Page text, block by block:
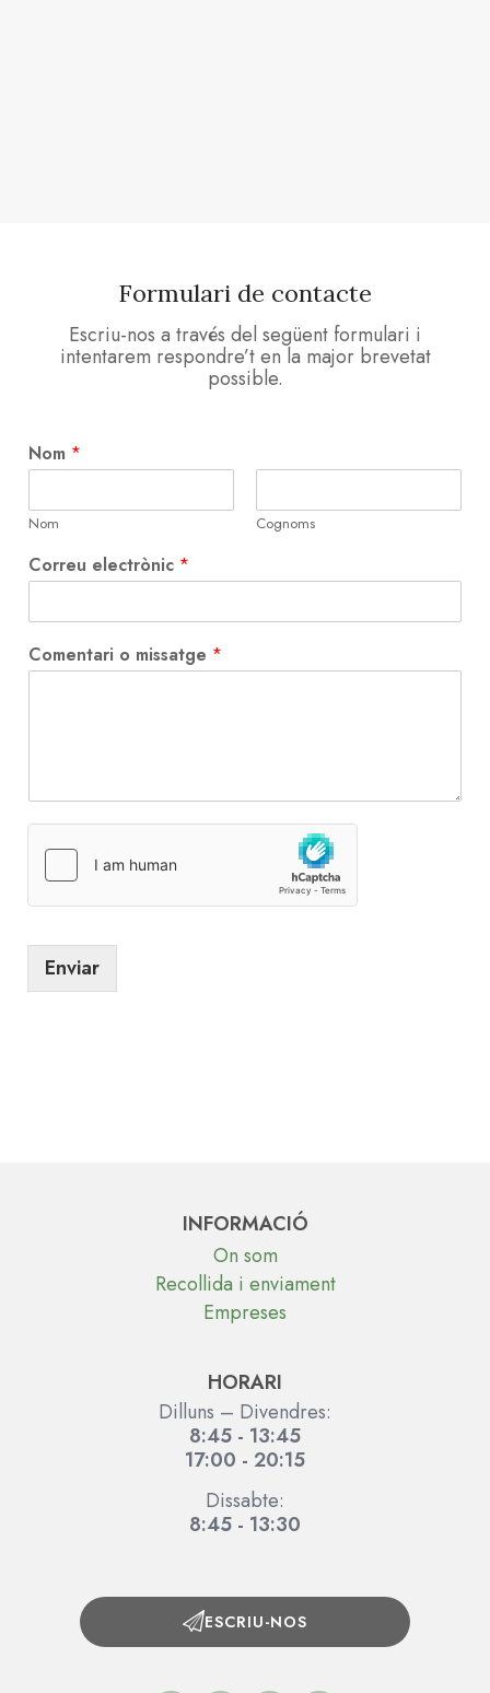
Formulari de contacte
Escriu-nos a través del següent formulari i
intentarem respondre’t en la major brevetat
possible.
*
N
m
o
Nom *
Nom Cognoms
Correu electrònic *
Comentari o missatge *
Enviar
INFORMACIÓ
On som
Recollida i enviament
Empreses
HORARI
Dilluns – Divendres:
8:45 - 13:45
17:00 - 20:15
Dissabte:
8:45 - 13:30
ESCRIU-NOS